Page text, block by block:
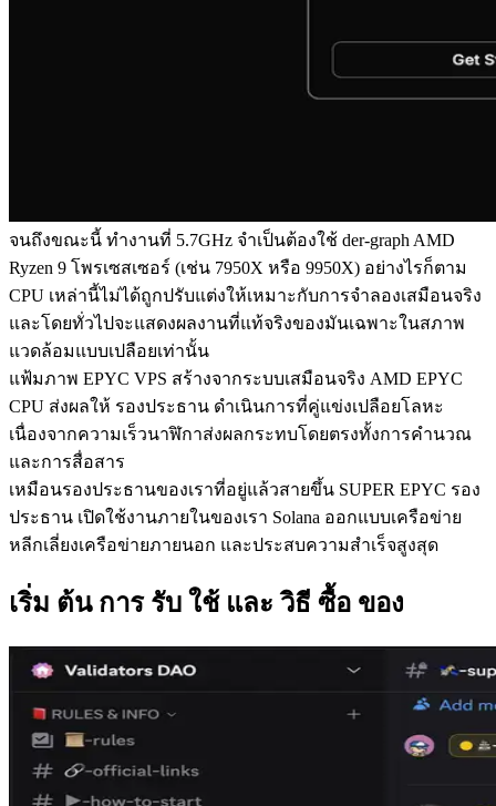
จนถึงขณะนี้ ทํางานที่ 5.7GHz จําเป็นต้องใช้ der-graph AMD
Ryzen 9 โพรเซสเซอร์ (เช่น 7950X หรือ 9950X) อย่างไรก็ตาม
CPU เหล่านี้ไม่ได้ถูกปรับแต่งให้เหมาะกับการจําลองเสมือนจริง
และโดยทั่วไปจะแสดงผลงานที่แท้จริงของมันเฉพาะในสภาพ
แวดล้อมแบบเปลือยเท่านั้น
แฟ้มภาพ EPYC VPS สร้างจากระบบเสมือนจริง AMD EPYC
CPU ส่งผลให้ รองประธาน ดําเนินการที่คู่แข่งเปลือยโลหะ
เนื่องจากความเร็วนาฬิกาส่งผลกระทบโดยตรงทั้งการคํานวณ
และการสื่อสาร
เหมือนรองประธานของเราที่อยู่แล้วสายขึ้น SUPER EPYC รอง
ประธาน เปิดใช้งานภายในของเรา Solana ออกแบบเครือข่าย
หลีกเลี่ยงเครือข่ายภายนอก และประสบความสําเร็จสูงสุด
เริ่ม ต้น การ รับ ใช้ และ วิธี ซื้อ ของ